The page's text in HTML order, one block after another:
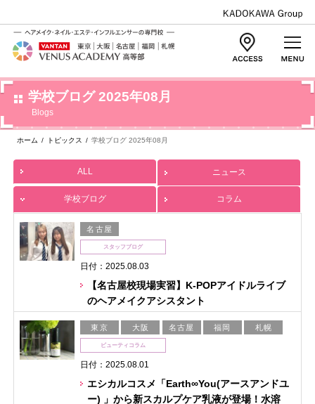
学校ブログ 2025年08月
Blogs
ホーム / トピックス / 学校ブログ 2025年08月
ALL ニュース
学校ブログ コラム
名古屋
スタッフブログ
日付：2025.08.03
【名古屋校現場実習】K-POPアイドルライブ
のヘアメイクアシスタント
東京 大阪 名古屋 福岡 札幌
ビューティコラム
日付：2025.08.01
エシカルコスメ「Earth∞You(アースアンドユ
ー) 」から新スカルプケア乳液が登場！水溶